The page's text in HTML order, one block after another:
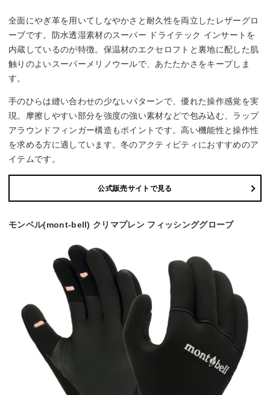
全面にやぎ革を用いてしなやかさと耐久性を両立したレザーグロ
ーブです。防水透湿素材のスーパー ドライテック インサートを
内蔵しているのが特徴。保温材のエクセロフトと裏地に配した肌
触りのよいスーパーメリノウールで、あたたかさをキープしま
す。
手のひらは縫い合わせの少ないパターンで、優れた操作感覚を実
現。摩擦しやすい部分を強度の強い素材などで包み込む、ラップ
アラウンドフィンガー構造もポイントです。高い機能性と操作性
を求める方に適しています。冬のアクティビティにおすすめのア
イテムです。
公式販売サイトで見る
モンベル(mont-bell) クリマプレン フィッシンググローブ